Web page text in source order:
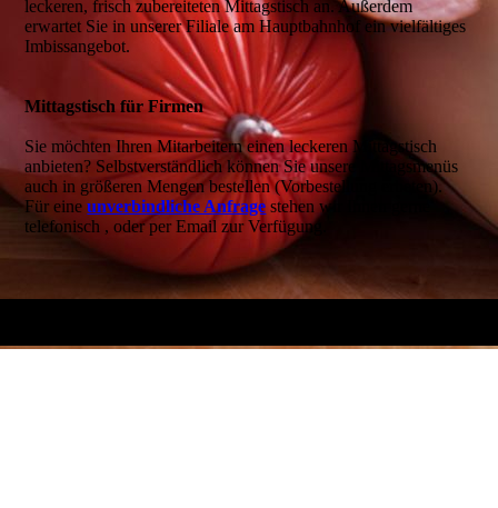
leckeren, frisch zubereiteten Mittagstisch an. Außerdem
erwartet Sie in unserer Filiale am Hauptbahnhof ein vielfältiges
Imbissangebot.
Mittagstisch für Firmen
Sie möchten Ihren Mitarbeitern einen leckeren Mittagstisch
anbieten? Selbstverständlich können Sie unsere Mittagsmenüs
auch in größeren Mengen bestellen (Vorbestellung erbeten).
Für eineunverbindliche Anfrage stehen wir Ihnen gerne
telefonisch , oder per Email zur Verfügung.